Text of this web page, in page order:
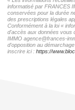
informatisé par FRANCES
conservées pour la durée
des prescriptions légales
Conformément à la loi «
d'accès aux données vous
IMMO agence@frances-
d'opposition au
inscrire ici : https://